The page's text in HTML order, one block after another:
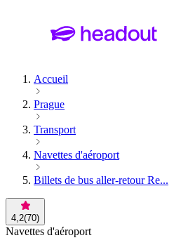
Accueil
Prague
Transport
Navettes d'aéroport
Billets de bus aller-retour Re...
4,2(70)
Navettes d'aéroport